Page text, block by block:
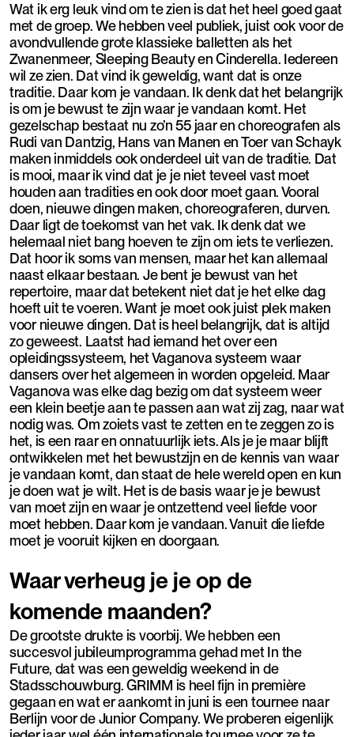
Wat ik erg leuk vind om te zien is dat het heel goed gaat
met de groep. We hebben veel publiek, juist ook voor de
avondvullende grote klassieke balletten als het
Zwanenmeer, Sleeping Beauty en Cinderella. Iedereen
wil ze zien. Dat vind ik geweldig, want dat is onze
traditie. Daar kom je vandaan. Ik denk dat het belangrijk
is om je bewust te zijn waar je vandaan komt. Het
gezelschap bestaat nu zo’n 55 jaar en choreografen als
Rudi van Dantzig, Hans van Manen en Toer van Schayk
maken inmiddels ook onderdeel uit van de traditie. Dat
is mooi, maar ik vind dat je je niet teveel vast moet
houden aan tradities en ook door moet gaan. Vooral
doen, nieuwe dingen maken, choreograferen, durven.
Daar ligt de toekomst van het vak. Ik denk dat we
helemaal niet bang hoeven te zijn om iets te verliezen.
Dat hoor ik soms van mensen, maar het kan allemaal
naast elkaar bestaan. Je bent je bewust van het
repertoire, maar dat betekent niet dat je het elke dag
hoeft uit te voeren. Want je moet ook juist plek maken
voor nieuwe dingen. Dat is heel belangrijk, dat is altijd
zo geweest. Laatst had iemand het over een
opleidingssysteem, het Vaganova systeem waar
dansers over het algemeen in worden opgeleid. Maar
Vaganova was elke dag bezig om dat systeem weer
een klein beetje aan te passen aan wat zij zag, naar wat
nodig was. Om zoiets vast te zetten en te zeggen zo is
het, is een raar en onnatuurlijk iets. Als je je maar blijft
ontwikkelen met het bewustzijn en de kennis van waar
je vandaan komt, dan staat de hele wereld open en kun
je doen wat je wilt. Het is de basis waar je je bewust
van moet zijn en waar je ontzettend veel liefde voor
moet hebben. Daar kom je vandaan. Vanuit die liefde
moet je vooruit kijken en doorgaan.
Waar verheug je je op de
komende maanden?
De grootste drukte is voorbij. We hebben een
succesvol jubileumprogramma gehad met In the
Future, dat was een geweldig weekend in de
Stadsschouwburg. GRIMM is heel fijn in première
gegaan en wat er aankomt in juni is een tournee naar
Berlijn voor de Junior Company. We proberen eigenlijk